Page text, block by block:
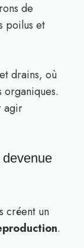
de
poilus et
drains, où
organiques.
agir
créent un
.